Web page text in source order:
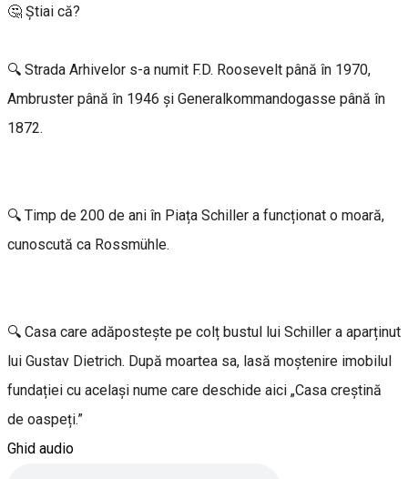
🤔 Știai că?
🔍 Strada Arhivelor s-a numit F.D. Roosevelt până în 1970,
Ambruster până în 1946 și Generalkommandogasse până în
1872.
🔍 Timp de 200 de ani în Piața Schiller a funcționat o moară,
cunoscută ca Rossmühle.
🔍 Casa care adăpostește pe colț bustul lui Schiller a aparținut
lui Gustav Dietrich. După moartea sa, lasă moștenire imobilul
fundației cu același nume care deschide aici „Casa creștină
de oaspeți.”
Ghid audio